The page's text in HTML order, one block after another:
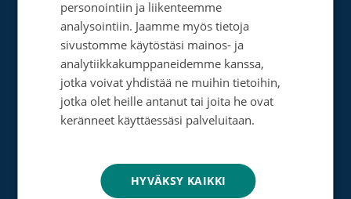
Perusta merkkipäiväkeräys
Perusta muistokeräys
Perusta oma keräyksesi
Perusta päivätyökeräys
Suurlahjoitus
personointiin ja liikenteemme
analysointiin. Jaamme myös tietoja
sivustomme käytöstäsi mainos- ja
analytiikkakumppaneidemme kanssa,
jotka voivat yhdistää ne muihin tietoihin,
jotka olet heille antanut tai joita he ovat
keränneet käyttäessäsi palveluitaan.
HYVÄKSY KAIKKI